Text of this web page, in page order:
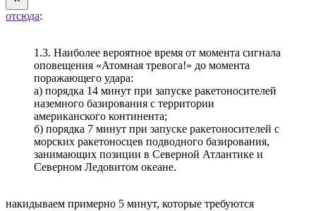
отсюда:
1.3. Наиболее вероятное время от момента сигнала
оповещения «Атомная тревога!» до момента
поражающего удара:
а) порядка 14 минут при запуске ракетоносителей
наземного базирования с территории
американского континента;
б) порядка 7 минут при запуске ракетоносителей с
морских ракетоносцев подводного базирования,
занимающих позиции в Северной Атлантике и
Северном Ледовитом океане.
накидываем примерно 5 минут, которые требуются